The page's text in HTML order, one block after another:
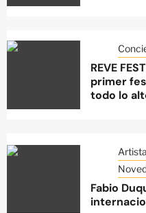
REVE
primer
todo lo
Fabio